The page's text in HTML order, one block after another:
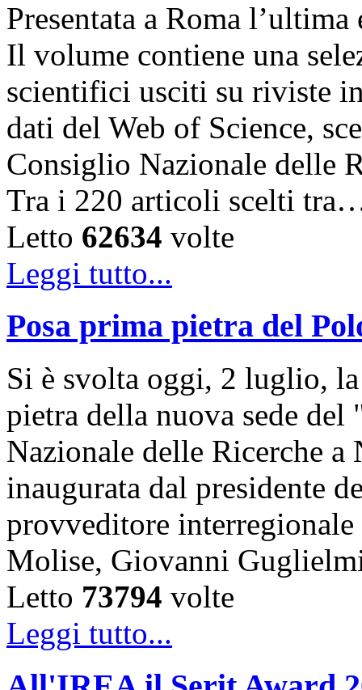
Presentata a Roma
Il volume contiene una
scientifici usciti su riviste
dati del Web of Science,
Consiglio Nazionale delle
Tra i 220 articoli scelti
Letto 62634 volte
Leggi tutto...
Posa prima pietra del
Si è svolta oggi, 2 luglio,
pietra della nuova sede
Nazionale delle Ricerche
inaugurata dal presidente
provveditore
Molise, Giovanni
Letto 73794 volte
Leggi tutto...